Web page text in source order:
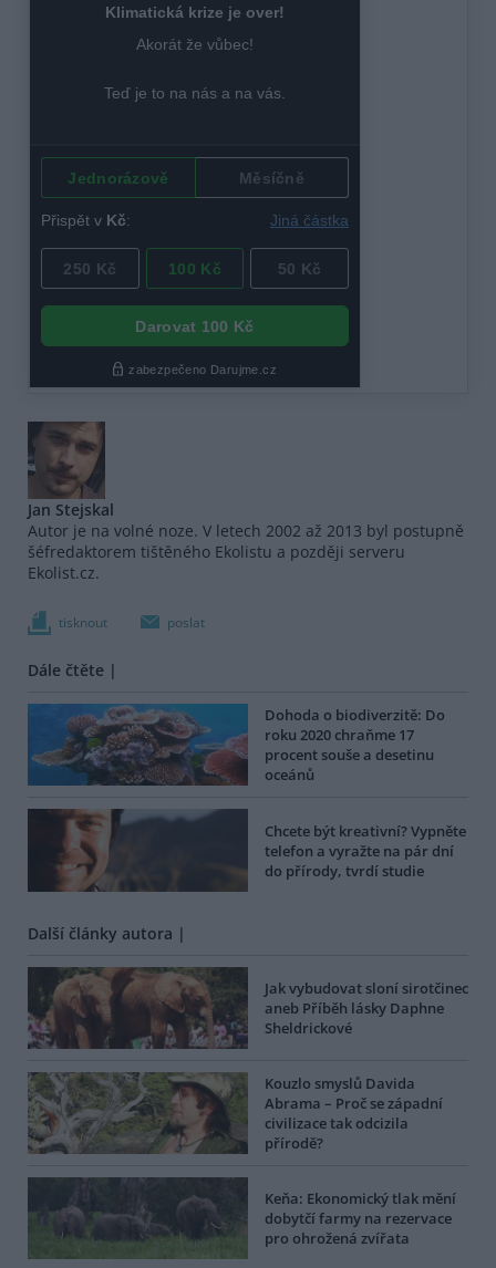
Jan Stejskal
Autor je na volné noze. V letech 2002 až 2013 byl postupně
šéfredaktorem tištěného Ekolistu a později serveru
Ekolist.cz.
tisknout poslat
Dále čtěte |
Dohoda o biodiverzitě: Do
roku 2020 chraňme 17
procent souše a desetinu
oceánů
Chcete být kreativní? Vypněte
telefon a vyražte na pár dní
do přírody, tvrdí studie
Další články autora |
Jak vybudovat sloní sirotčinec
aneb Příběh lásky Daphne
Sheldrickové
Kouzlo smyslů Davida
Abrama – Proč se západní
civilizace tak odcizila
přírodě?
Keňa: Ekonomický tlak mění
dobytčí farmy na rezervace
pro ohrožená zvířata